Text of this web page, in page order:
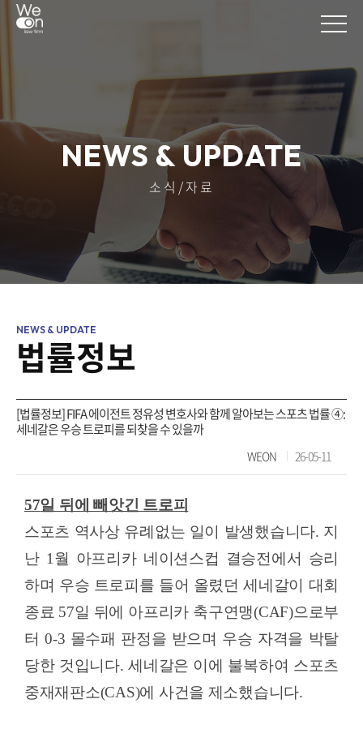
NEWS & UPDATE
소식/자료
법률정보
[법률정보] FIFA 에이전트 정유성 변호사와 함께 알아보는 스포츠 법률 ④:
세네갈은 우승 트로피를 되찾을 수 있을까
WEON 26-05-11
57일 뒤에 빼앗긴 트로피
스포츠 역사상 유례없는 일이 발생했습니다. 지
난1 월 아프리카 네이션스컵 결승전에서 승리
하며 우승 트로피를 들어 올렸던 세네갈이 대회
종료 57일 뒤에 아프리카 축구연맹(CAF)으로부
터0-3 몰수패 판정을 받으며 우승 자격을 박탈
당한 것입니다.세네갈은 이에 불복하여 스포츠
중재재판소(CAS)에 사건을 제소했습니다.